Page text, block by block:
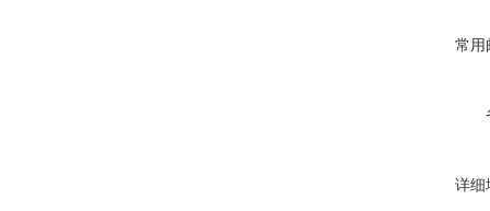
常用
详细